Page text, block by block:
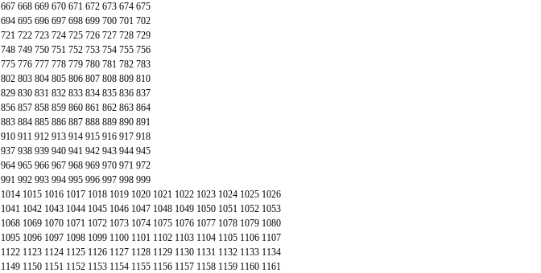
667 668 669 670 671 672 673 674 675
694 695 696 697 698 699 700 701 702
721 722 723 724 725 726 727 728 729
748 749 750 751 752 753 754 755 756
775 776 777 778 779 780 781 782 783
802 803 804 805 806 807 808 809 810
829 830 831 832 833 834 835 836 837
856 857 858 859 860 861 862 863 864
883 884 885 886 887 888 889 890 891
910 911 912 913 914 915 916 917 918
937 938 939 940 941 942 943 944 945
964 965 966 967 968 969 970 971 972
991 992 993 994 995 996 997 998 999
1014 1015 1016 1017 1018 1019 1020 1021 1022 1023 1024 1025 1026
1041 1042 1043 1044 1045 1046 1047 1048 1049 1050 1051 1052 1053
1068 1069 1070 1071 1072 1073 1074 1075 1076 1077 1078 1079 1080
1095 1096 1097 1098 1099 1100 1101 1102 1103 1104 1105 1106 1107
1122 1123 1124 1125 1126 1127 1128 1129 1130 1131 1132 1133 1134
1149 1150 1151 1152 1153 1154 1155 1156 1157 1158 1159 1160 1161